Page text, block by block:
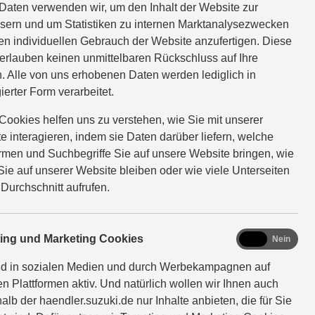
verwenden wir, um den Inhalt der Website zur
und um Statistiken zu internen Marktanalysezwecken
individuellen Gebrauch der Website anzufertigen. Diese
keinen unmittelbaren Rückschluss auf Ihre
Alle von uns erhobenen Daten werden lediglich in
Form verarbeitet.
helfen uns zu verstehen, wie Sie mit unserer
interagieren, indem sie Daten darüber liefern, welche
und Suchbegriffe Sie auf unsere Website bringen, wie
auf unserer Website bleiben oder wie viele Unterseiten
aufrufen.
und Marketing Cookies
in sozialen Medien und durch Werbekampagnen auf
Plattformen aktiv. Und natürlich wollen wir Ihnen auch
der haendler.suzuki.de nur Inhalte anbieten, die für Sie
marketing
Nein
CVT
kW /
/ 185
Swift
City-Hero
ab 20.000 EUR
MEHR ÜBER DEN SWIFT
Abbildung zeigt aufpreispflichtige
Sonderausstattung. Swift 1.2
DUALJET HYBRID Club (60 kW | 81